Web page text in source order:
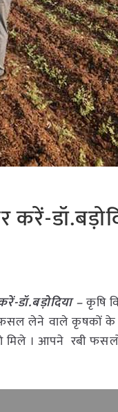
डॉ.बड़ोदिया –कृषि
फसल लेने वाले कृषकों के
। आपने रबी